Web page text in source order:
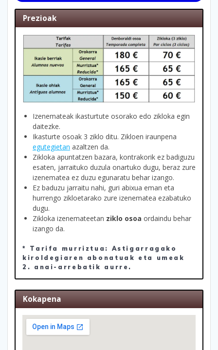
Prezioak
Izenemateak ikasturtute osorako edo zikloka egin
daitezke.
Ikasturte osoak 3 ziklo ditu. Zikloen iraunpena
egutegietan azaltzen da.
Zikloka apuntatzen bazara, kontrakorik ez badiguzu
esaten, jarraituko duzula onartuko dugu, beraz zure
izenematea ez duzu egunaratu behar izango.
Ez baduzu jarraitu nahi, guri abixua eman eta
hurrengo zikloetarako zure izenematea ezabatuko
dugu.
Zikloka izenemateetan ziklo osoa ordaindu behar
izango da.
* Tarifa murriztua: Astigarragako
kiroldegiaren abonatuak eta umeak
2. anai-arrebatik aurre.
Kokapena